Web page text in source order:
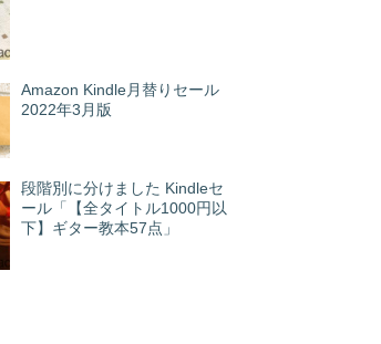
Amazon Kindle月替りセール
2022年3月版
段階別に分けました Kindleセ
ール「【全タイトル1000円以
下】ギター教本57点」